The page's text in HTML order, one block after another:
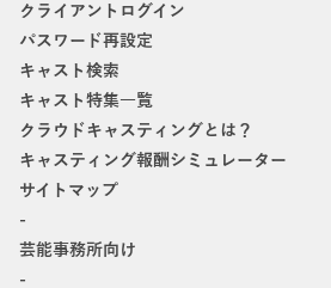
クライアントログイン
パスワード再設定
キャスト検索
キャスト特集一覧
クラウドキャスティングとは？
キャスティング報酬シミュレーター
サイトマップ
-
芸能事務所向け
-